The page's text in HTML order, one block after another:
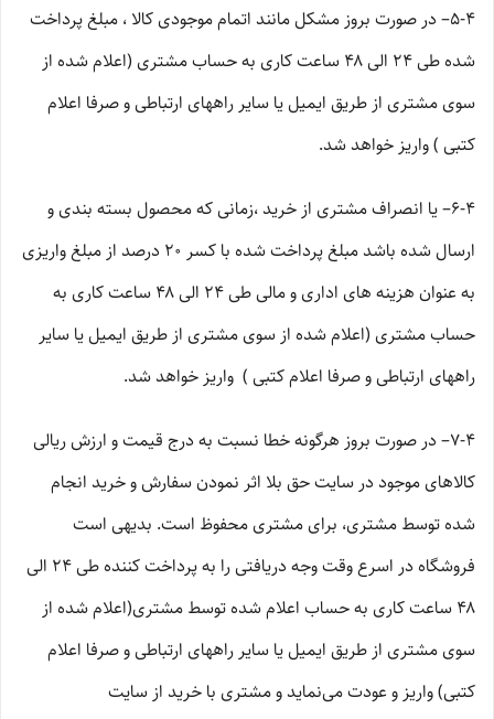
5-۴– در صورت بروز مشکل مانند اتمام موجودی کالا ، مبلغ پرداخت
شده طی ۲۴ الی ۴۸ ساعت کاری به حساب مشتری (اعلام شده از
سوی مشتری از طریق ایمیل یا سایر راههای ارتباطی و صرفا اعلام
کتبی ) واریز خواهد شد.
6-۴– یا انصراف مشتری از خرید ،زمانی که محصول بسته بندی و
ارسال شده باشد مبلغ پرداخت شده با کسر ۲۰ درصد از مبلغ واریزی
به عنوان هزینه های اداری و مالی طی ۲۴ الی ۴۸ ساعت کاری به
حساب مشتری (اعلام شده از سوی مشتری از طریق ایمیل یا سایر
راههای ارتباطی و صرفا اعلام کتبی ) واریز خواهد شد.
7-۴– در صورت بروز هرگونه خطا نسبت به درج قیمت و ارزش ریالی
کالاهای موجود در سایت حق بلا اثر نمودن سفارش و خرید انجام
شده توسط مشتری، برای مشتری محفوظ است. بدیهی است
فروشگاه در اسرع وقت وجه دریافتی را به پرداخت کننده طی ۲۴ الی
۴۸ ساعت کاری به حساب اعلام شده توسط مشتری(اعلام شده از
سوی مشتری از طریق ایمیل یا سایر راههای ارتباطی و صرفا اعلام
کتبی) واریز و عودت می‌نماید و مشتری با خرید از سایت